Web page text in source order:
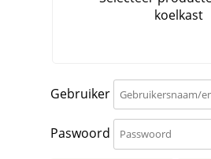
Gebruiker
Paswoord